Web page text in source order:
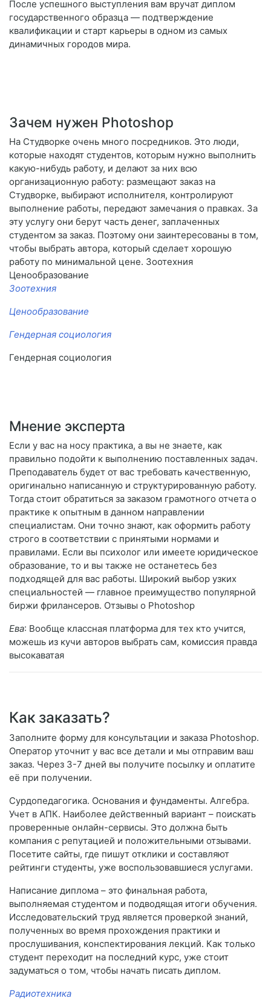
После успешного выступления вам вручат диплом
государственного образца — подтверждение
квалификации и старт карьеры в одном из самых
динамичных городов мира.
Зачем нужен Photoshop
На Студворке очень много посредников. Это люди,
которые находят студентов, которым нужно выполнить
какую-нибудь работу, и делают за них всю
организационную работу: размещают заказ на
Студворке, выбирают исполнителя, контролируют
выполнение работы, передают замечания о правках. За
эту услугу они берут часть денег, заплаченных
студентом за заказ. Поэтому они заинтересованы в том,
чтобы выбрать автора, который сделает хорошую
работу по минимальной цене. Зоотехния
Ценообразование
Зоотехния
Ценообразование
Гендерная социология
Гендерная социология
Мнение эксперта
Если у вас на носу практика, а вы не знаете, как
правильно подойти к выполнению поставленных задач.
Преподаватель будет от вас требовать качественную,
оригинально написанную и структурированную работу.
Тогда стоит обратиться за заказом грамотного отчета о
практике к опытным в данном направлении
специалистам. Они точно знают, как оформить работу
строго в соответствии с принятыми нормами и
правилами. Если вы психолог или имеете юридическое
образование, то и вы также не останетесь без
подходящей для вас работы. Широкий выбор узких
специальностей — главное преимущество популярной
биржи фрилансеров. Отзывы о Photoshop
Ева: Вообще классная платформа для тех кто учится,
можешь из кучи авторов выбрать сам, комиссия правда
высокаватая
Как заказать?
Заполните форму для консультации и заказа Photoshop.
Оператор уточнит у вас все детали и мы отправим ваш
заказ. Через 3-7 дней вы получите посылку и оплатите
её при получении.
Сурдопедагогика. Основания и фундаменты. Алгебра.
Учет в АПК. Наиболее действенный вариант – поискать
проверенные онлайн-сервисы. Это должна быть
компания с репутацией и положительными отзывами.
Посетите сайты, где пишут отклики и составляют
рейтинги студенты, уже воспользовавшиеся услугами.
Написание диплома – это финальная работа,
выполняемая студентом и подводящая итоги обучения.
Исследовательский труд является проверкой знаний,
полученных во время прохождения практики и
прослушивания, конспектирования лекций. Как только
студент переходит на последний курс, уже стоит
задуматься о том, чтобы начать писать диплом.
Радиотехника